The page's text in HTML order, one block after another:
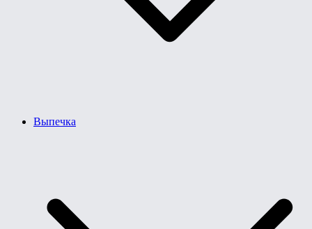
Выпечка